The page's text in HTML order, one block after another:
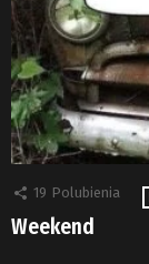
19 Polubienia
Weekend